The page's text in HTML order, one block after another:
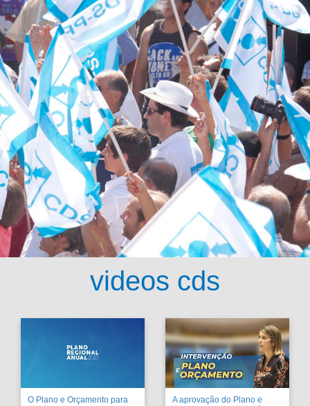
videos cds
O Plano e Orçamento para
A aprovação do Plano e